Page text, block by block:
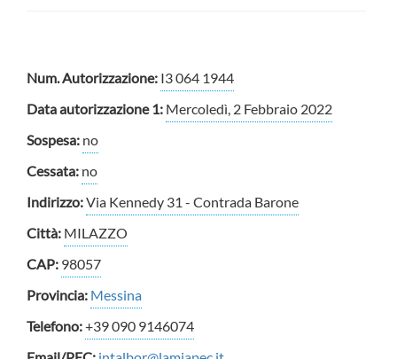
Num. Autorizzazione: I3 064 1944
Data autorizzazione 1: Mercoledì, 2 Febbraio 2022
Sospesa: no
Cessata: no
Indirizzo:Via Kennedy 31 - Contrada Barone
Città: MILAZZO
CAP: 98057
Provincia: Messina
Telefono:+39 090 9146074